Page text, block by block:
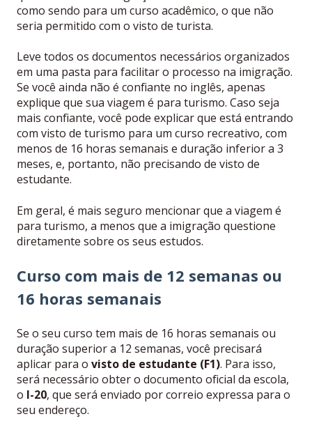
como sendo para um curso acadêmico, o que não
seria permitido com o visto de turista.
Leve todos os documentos necessários organizados
em uma pasta para facilitar o processo na imigração.
Se você ainda não é confiante no inglês, apenas
explique que sua viagem é para turismo. Caso seja
mais confiante, você pode explicar que está entrando
com visto de turismo para um curso recreativo, com
menos de 16 horas semanais e duração inferior a 3
meses, e, portanto, não precisando de visto de
estudante.
Em geral, é mais seguro mencionar que a viagem é
para turismo, a menos que a imigração questione
diretamente sobre os seus estudos.
Curso com mais de 12 semanas ou
16 horas semanais
Se o seu curso tem mais de 16 horas semanais ou
duração superior a 12 semanas, você precisará
aplicar para o visto de estudante (F1). Para isso,
será necessário obter o documento oficial da escola,
o I-20, que será enviado por correio expressa para o
seu endereço.